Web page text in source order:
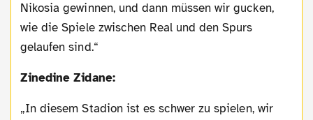
Nikosia gewinnen, und dann müssen wir gucken,
wie die Spiele zwischen Real und den Spurs
gelaufen sind.“
Zinedine Zidane:
„In diesem Stadion ist es schwer zu spielen, wir